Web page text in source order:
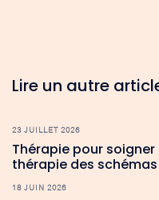
Lire un autre
23 JUILLET 2026
Thérapie pour soigner
thérapie des schémas
18 JUIN 2026